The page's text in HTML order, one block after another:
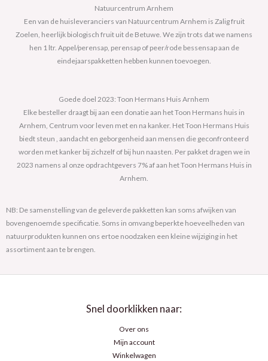
Natuurcentrum Arnhem
Een van de huisleveranciers van Natuurcentrum Arnhem is Zalig fruit
Zoelen, heerlijk biologisch fruit uit de Betuwe. We zijn trots dat we namens
hen 1 ltr. Appel/perensap, perensap of peer/rode bessensap aan de
eindejaarspakketten hebben kunnen toevoegen.
Goede doel 2023: Toon Hermans Huis Arnhem
Elke besteller draagt bij aan een donatie aan het Toon Hermans huis in
Arnhem, Centrum voor leven met en na kanker. Het Toon Hermans Huis
biedt steun , aandacht en geborgenheid aan mensen die geconfronteerd
worden met kanker bij zichzelf of bij hun naasten. Per pakket dragen we in
2023 namens al onze opdrachtgevers 7% af aan het Toon Hermans Huis in
Arnhem.
NB: De samenstelling van de geleverde pakketten kan soms afwijken van
bovengenoemde specificatie. Soms in omvang beperkte hoeveelheden van
natuurprodukten kunnen ons ertoe noodzaken een kleine wijziging in het
assortiment aan te brengen.
Snel doorklikken naar:
Over ons
Mijn account
Winkelwagen